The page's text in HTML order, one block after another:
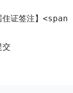
居住证签注
交